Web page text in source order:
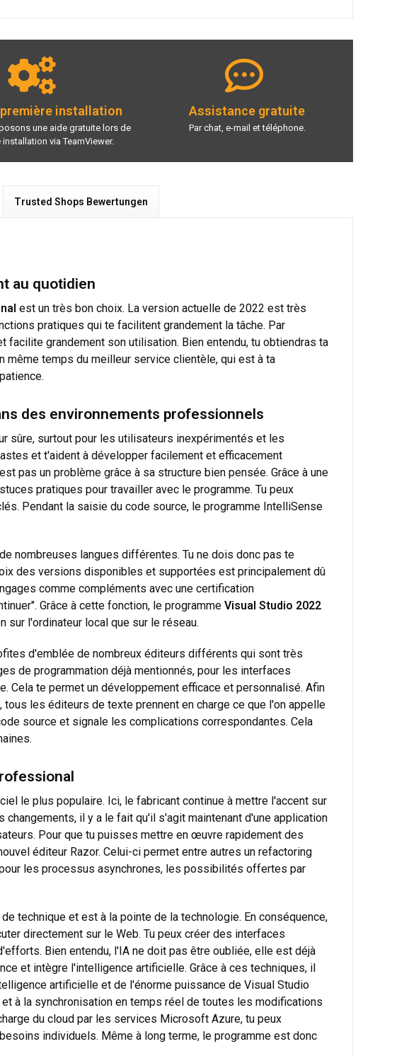
installation
une aide gratuite lors de
via TeamViewer.
Assistance gratuite
Par chat, e-mail et téléphone.
Trusted Shops Bewertungen
au quotidien
est un très bon choix. La version actuelle de 2022 est très
pratiques qui te facilitent grandement la tâche. Par
grandement son utilisation. Bien entendu, tu obtiendras ta
même temps du meilleur service clientèle, qui est à ta
des environnements professionnels
sûre, surtout pour les utilisateurs inexpérimentés et les
et t'aident à développer facilement et efficacement
pas un problème grâce à sa structure bien pensée. Grâce à une
pratiques pour travailler avec le programme. Tu peux
Pendant la saisie du code source, le programme IntelliSense
nombreuses langues différentes. Tu ne dois donc pas te
des versions disponibles et supportées est principalement dû
comme compléments avec une certification
Grâce à cette fonction, le programme Visual Studio 2022
l'ordinateur local que sur le réseau.
d'emblée de nombreux éditeurs différents qui sont très
de programmation déjà mentionnés, pour les interfaces
Cela te permet un développement efficace et personnalisé. Afin
les éditeurs de texte prennent en charge ce que l'on appelle
source et signale les complications correspondantes. Cela
le plus populaire. Ici, le fabricant continue à mettre l'accent sur
il y a le fait qu'il s'agit maintenant d'une application
Pour que tu puisses mettre en œuvre rapidement des
éditeur Razor. Celui-ci permet entre autres un refactoring
les processus asynchrones, les possibilités offertes par
technique et est à la pointe de la technologie. En conséquence,
directement sur le Web. Tu peux créer des interfaces
Bien entendu, l'IA ne doit pas être oubliée, elle est déjà
et intègre l'intelligence artificielle. Grâce à ces techniques, il
artificielle et de l'énorme puissance de Visual Studio
à la synchronisation en temps réel de toutes les modifications
du cloud par les services Microsoft Azure, tu peux
individuels. Même à long terme, le programme est donc